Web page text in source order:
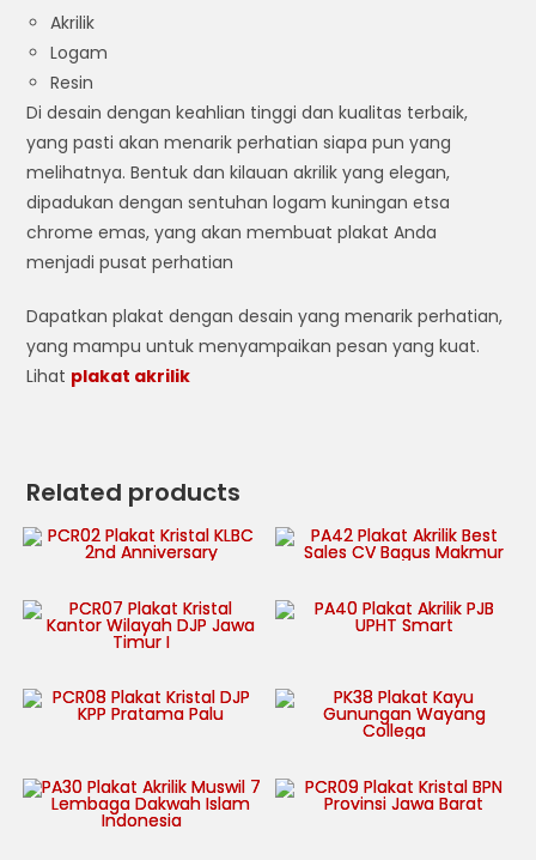
Akrilik
Logam
Resin
Di desain dengan keahlian tinggi dan kualitas terbaik,
yang pasti akan menarik perhatian siapa pun yang
melihatnya. Bentuk dan kilauan akrilik yang elegan,
dipadukan dengan sentuhan logam kuningan etsa
chrome emas, yang akan membuat plakat Anda
menjadi pusat perhatian
Dapatkan plakat dengan desain yang menarik perhatian,
yang mampu untuk menyampaikan pesan yang kuat.
Lihat plakat akrilik
Related products